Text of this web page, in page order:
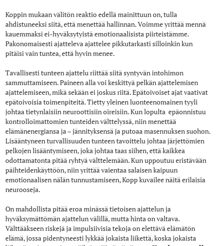
Koppin mukaan välitön reaktio edellä mainittuun on, tulla
ahdistuneeksi siitä, että menettää hallinnan. Voimme yrittää mennä
kauemmaksi ei-hyväksytyistä emotionaalisista piirteistämme.
Pakonomaisesti ajatteleva ajattelee pikkutarkasti silloinkin kun
pitäisi vain tuntea, että hyvin menee.
Tavallisesti tunteen ajattelu riittää siitä syntyvän intohimon
sammuttamiseen. Paineen alla voi keskittyä pelkän ajattelemisen
ajattelemiseen, mikä sekään ei joskus riitä. Epätoivoiset ajat vaativat
epätoivoisia toimenpiteitä. Tietty yleinen luonteenomainen tyyli
johtaa tietynlaisiin neuroottisiin oireisiin. Kun lopulta epäonnistuu
kontrolloimattomien tunteiden välttelyssä, niin menettää
elämänenergiansa ja – jännityksensä ja putoaa masennuksen suohon.
Lisääntyneen turvallisuuden tunteen tavoittelu johtaa järjettömien
pelkojen lisääntymiseen, joka johtaa taas siihen, että kaikkea
odottamatonta pitää ryhtyä välttelemään. Kun uppoutuu eristävään
päihteidenkäyttöön, niin yrittää vaientaa salaisen kaipuun
emotionaalisen nälän tunnustamiseen, Kopp kuvailee näitä erilaisia
neurooseja.
On mahdollista pitää eroa minässä tietoisen ajattelun ja
hyväksymättömän ajattelun välillä, mutta hinta on valtava.
Välttääkseen riskejä ja impulsiivisia tekoja on elettävä elämätön
elämä, jossa pidentyneesti lykkää jokaista liikettä, koska jokaista